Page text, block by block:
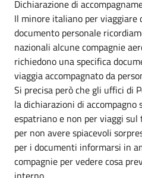
Dichiarazione di
Il minore italiano per viaggiare
documento personale
nazionali alcune compagnie
richiedono una specifica
viaggia accompagnato da
Si precisa però che gli uffici di
la dichiarazioni di
espatriano e non per viaggi
per non avere spiacevoli
per i documenti informarsi in
compagnie per vedere cosa